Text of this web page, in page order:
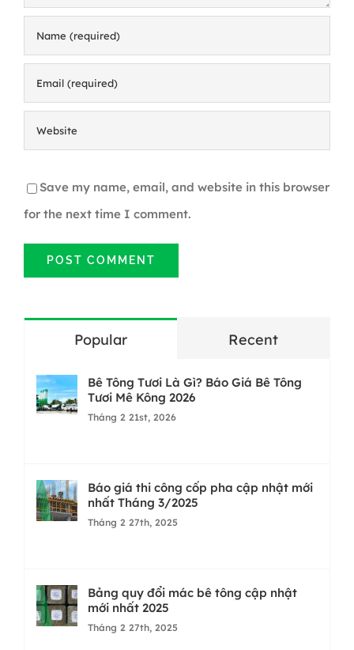
Save my name, email, and website in this browser
for the next time I comment.
Popular Recent
Bê Tông Tươi Là Gì? Báo Giá Bê Tông
Tươi Mê Kông 2026
Tháng 2 21st, 2026
Báo giá thi công cốp pha cập nhật mới
nhất Tháng 3/2025
Tháng 2 27th, 2025
Bảng quy đổi mác bê tông cập nhật
mới nhất 2025
Tháng 2 27th, 2025